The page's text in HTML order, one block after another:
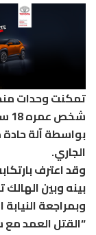
تمكنت وحدات
الجاري.
وقد اعترف
بينه وبين
وبمراجعة
“القتل العمد مع